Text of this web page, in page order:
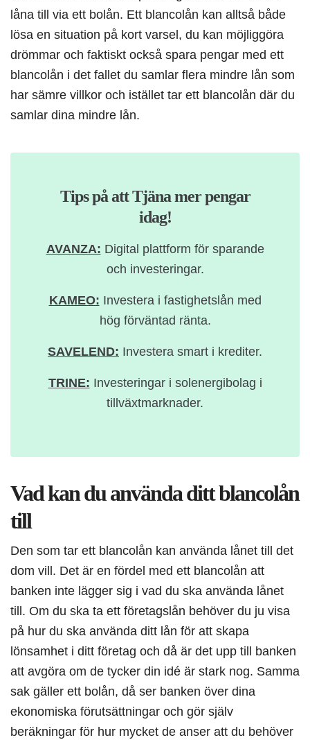
låna till via ett bolån. Ett blancolån kan alltså både
lösa en situation på kort varsel, du kan möjliggöra
drömmar och faktiskt också spara pengar med ett
blancolån i det fallet du samlar flera mindre lån som
har sämre villkor och istället tar ett blancolån där du
samlar dina mindre lån.
Tips på att Tjäna mer pengar
idag!
AVANZA: Digital plattform för sparande
och investeringar.
KAMEO: Investera i fastighetslån med
hög förväntad ränta.
SAVELEND: Investera smart i krediter.
TRINE: Investeringar i solenergibolag i
tillväxtmarknader.
Vad kan du använda ditt blancolån
till
Den som tar ett blancolån kan använda lånet till det
dom vill. Det är en fördel med ett blancolån att
banken inte lägger sig i vad du ska använda lånet
till. Om du ska ta ett företagslån behöver du ju visa
på hur du ska använda ditt lån för att skapa
lönsamhet i ditt företag och då är det upp till banken
att avgöra om de tycker din idé är stark nog. Samma
sak gäller ett bolån, då ser banken över dina
ekonomiska förutsättningar och gör själv
beräkningar för hur mycket de anser att du behöver